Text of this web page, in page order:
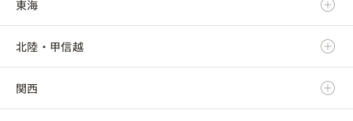
岩手県
宮城県
秋田県
茨城県
栃木県
群馬県
東海
岐阜県
静岡県
北陸・甲信越
新潟県
関西